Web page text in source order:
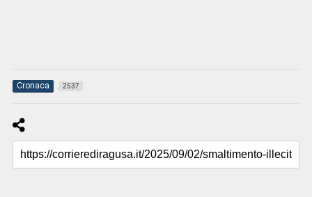
Cronaca 2537